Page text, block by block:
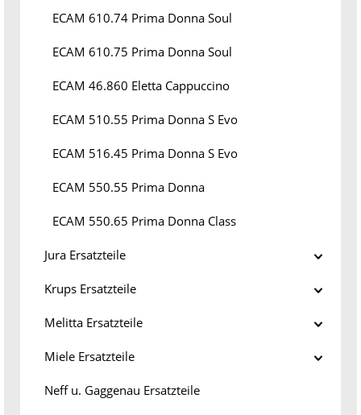
ECAM 610.74 Prima Donna Soul
ECAM 610.75 Prima Donna Soul
ECAM 46.860 Eletta Cappuccino
ECAM 510.55 Prima Donna S Evo
ECAM 516.45 Prima Donna S Evo
ECAM 550.55 Prima Donna
ECAM 550.65 Prima Donna Class
Jura Ersatzteile
Krups Ersatzteile
Melitta Ersatzteile
Miele Ersatzteile
Neff u. Gaggenau Ersatzteile